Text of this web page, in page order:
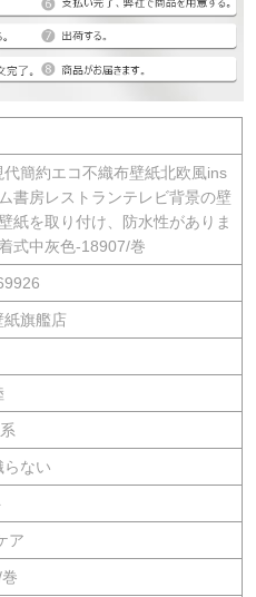
代簡約エコ不織布壁紙北欧風ins
書房レストランテレビ背景の壁
紙を取り付け、防水性がありま
式中灰色-18907/巻
紙旗艦店
らない
ア